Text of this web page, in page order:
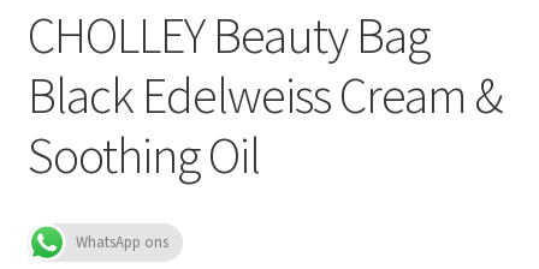
CHOLLEY Beauty Bag
Black Edelweiss Cream &
Soothing Oil
WhatsApp ons